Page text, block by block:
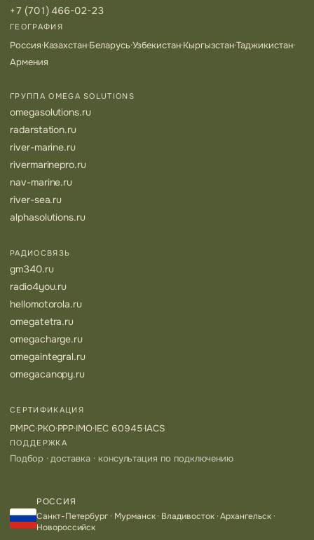
+7 (701) 466-02-23
ГЕОГРАФИЯ
Россия·Казахстан·Беларусь·Узбекистан·Кыргызстан·Таджикистан·
Армения
ГРУППА OMEGA SOLUTIONS
omegasolutions.ru
radarstation.ru
river-marine.ru
rivermarinepro.ru
nav-marine.ru
river-sea.ru
alphasolutions.ru
РАДИОСВЯЗЬ
gm340.ru
radio4you.ru
hellomotorola.ru
omegatetra.ru
omegacharge.ru
omegaintegral.ru
omegacanopy.ru
СЕРТИФИКАЦИЯ
РМРС·РКО·РРР·IMO·IEC 60945·IACS
ПОДДЕРЖКА
Подбор · доставка · консультация по подключению
РОССИЯ
Санкт-Петербург · Мурманск · Владивосток · Архангельск ·
Новороссийск